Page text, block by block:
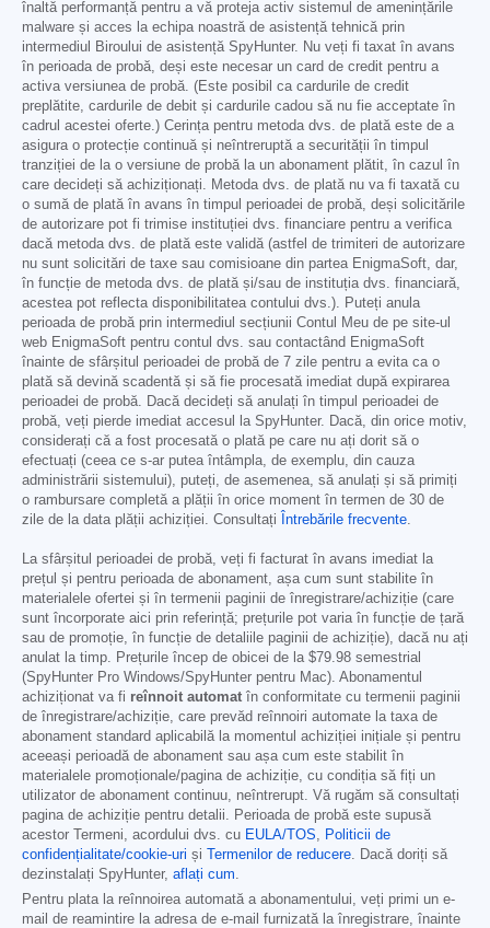
înaltă performanță pentru a vă proteja activ sistemul de amenințările
malware și acces la echipa noastră de asistență tehnică prin
intermediul Biroului de asistență SpyHunter. Nu veți fi taxat în avans
în perioada de probă, deși este necesar un card de credit pentru a
activa versiunea de probă. (Este posibil ca cardurile de credit
preplătite, cardurile de debit și cardurile cadou să nu fie acceptate în
cadrul acestei oferte.) Cerința pentru metoda dvs. de plată este de a
asigura o protecție continuă și neîntreruptă a securității în timpul
tranziției de la o versiune de probă la un abonament plătit, în cazul în
care decideți să achiziționați. Metoda dvs. de plată nu va fi taxată cu
o sumă de plată în avans în timpul perioadei de probă, deși solicitările
de autorizare pot fi trimise instituției dvs. financiare pentru a verifica
dacă metoda dvs. de plată este validă (astfel de trimiteri de autorizare
nu sunt solicitări de taxe sau comisioane din partea EnigmaSoft, dar,
în funcție de metoda dvs. de plată și/sau de instituția dvs. financiară,
acestea pot reflecta disponibilitatea contului dvs.). Puteți anula
perioada de probă prin intermediul secțiunii Contul Meu de pe site-ul
web EnigmaSoft pentru contul dvs. sau contactând EnigmaSoft
înainte de sfârșitul perioadei de probă de 7 zile pentru a evita ca o
plată să devină scadentă și să fie procesată imediat după expirarea
perioadei de probă. Dacă decideți să anulați în timpul perioadei de
probă, veți pierde imediat accesul la SpyHunter. Dacă, din orice motiv,
considerați că a fost procesată o plată pe care nu ați dorit să o
efectuați (ceea ce s-ar putea întâmpla, de exemplu, din cauza
administrării sistemului), puteți, de asemenea, să anulați și să primiți
o rambursare completă a plății în orice moment în termen de 30 de
zile de la data plății achiziției. Consultați
Întrebările frecvente
La sfârșitul perioadei de probă, veți fi facturat în avans imediat la
prețul și pentru perioada de abonament, așa cum sunt stabilite în
materialele ofertei și în termenii paginii de înregistrare/achiziție (care
sunt încorporate aici prin referință; prețurile pot varia în funcție de țară
sau de promoție, în funcție de detaliile paginii de achiziție), dacă nu ați
anulat la timp. Prețurile încep de obicei de la $79.98 semestrial
(SpyHunter Pro Windows/SpyHunter pentru Mac). Abonamentul
achiziționat va fi reînnoit automat în conformitate cu termenii paginii
de înregistrare/achiziție, care prevăd reînnoiri automate la taxa de
abonament standard aplicabilă la momentul achiziției inițiale și pentru
aceeași perioadă de abonament sau așa cum este stabilit în
materialele promoționale/pagina de achiziție, cu condiția să fiți un
utilizator de abonament continuu, neîntrerupt. Vă rugăm să consultați
pagina de achiziție pentru detalii. Perioada de probă este supusă
acestor Termeni, acordului dvs. cu EULA/TOS
Politicii de
confidențialitate/cookie-uri și Termenilor de reducere . Dacă doriți să
dezinstalați SpyHunter, aflați cum
Pentru plata la reînnoirea automată a abonamentului, veți primi un e-
mail de reamintire la adresa de e-mail furnizată la înregistrare, înainte